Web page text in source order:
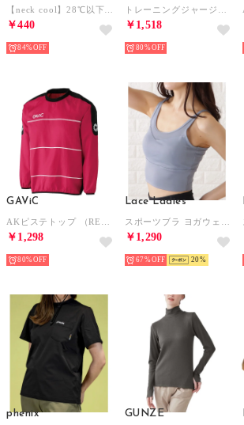
￥440
84%
￥1,518
80%
GAViC
￥1,298
80%
Lace Ladies
￥1,290
67% 20
phenix GUNZE